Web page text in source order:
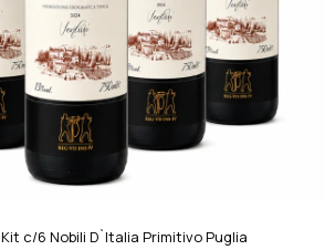
Kit c/6 Nobili D`Italia Primitivo Puglia